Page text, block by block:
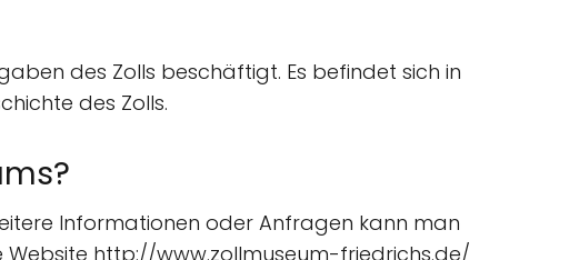
des Zolls beschäftigt. Es befindet sich in
des Zolls.
Informationen oder Anfragen kann man
Website http://www.zollmuseum-friedrichs.de/